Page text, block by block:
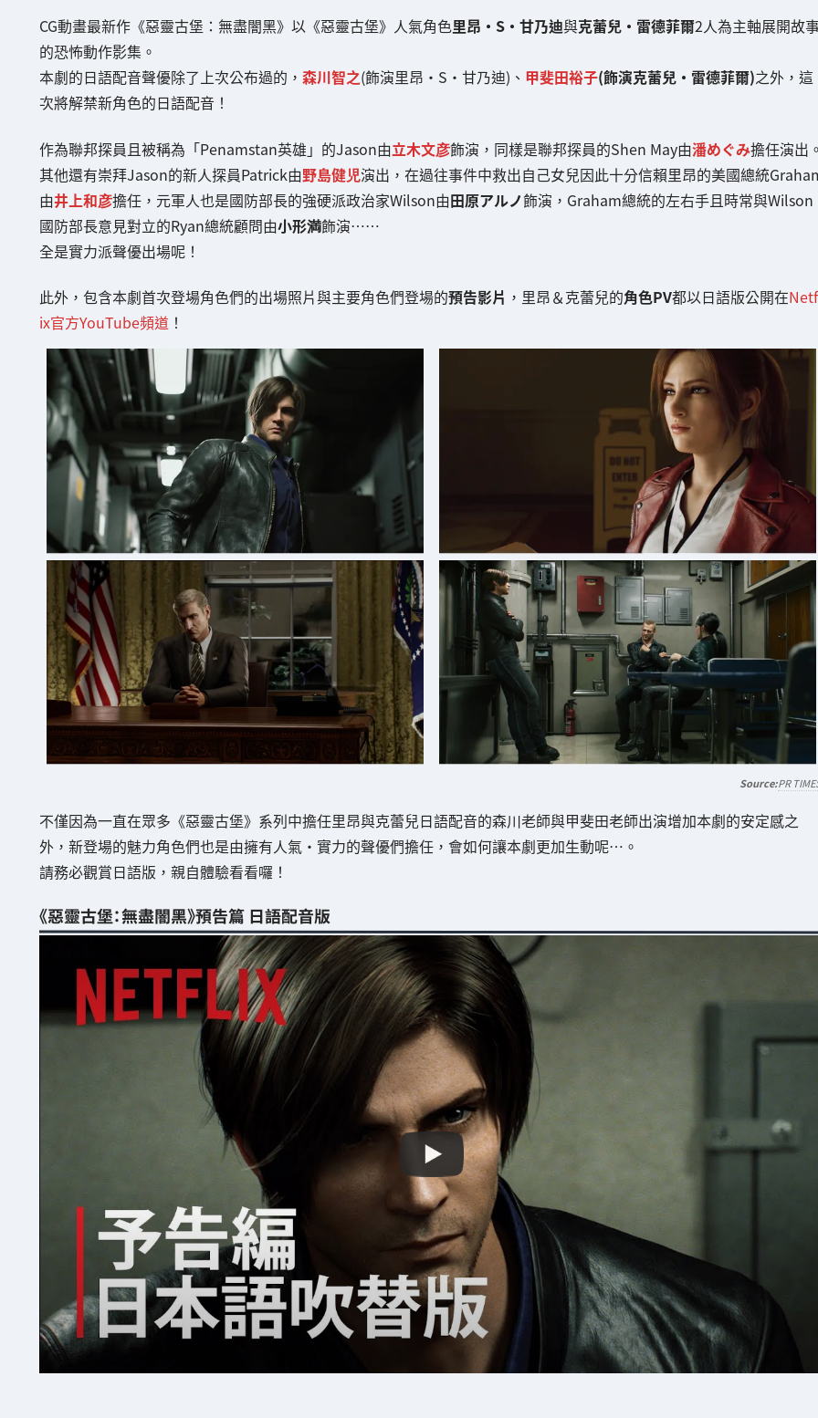
CG動畫最新作《惡靈古堡：無盡闇黑》以《惡靈古堡》人氣角色里昂・S・甘乃迪與克蕾兒・雷德菲爾2人為主軸展開故
的恐怖動作影集。
本劇的日語配音聲優除了上次公布過的， 森川智之(飾演里昂・S・甘乃迪)、 甲斐田裕子(飾演克蕾兒・雷德菲爾)之外，這
次將解禁新角色的日語配音！
作為聯邦探員且被稱為「Penamstan英雄」的Jason由立木文彦飾演，同樣是聯邦探員的Shen May由潘めぐみ擔任演出
其他還有崇拜Jason的新人探員Patrick由野島健児演出，在過往事件中救出自己女兒因此十分信賴里昂的美國總統
由井上和彦擔任，元軍人也是國防部長的強硬派政治家Wilson由田原アルノ飾演，Graham總統的左右手且時常與Wilson
國防部長意見對立的Ryan總統顧問由小形満飾演……
全是實力派聲優出場呢！
此外，包含本劇首次登場角色們的出場照片與主要角色們登場的預告影片 ，里昂＆克蕾兒的角色PV都以日語版公開在
ix官方YouTube頻道 ！
PR
不僅因為一直在眾多《惡靈古堡》系列中擔任里昂與克蕾兒日語配音的森川老師與甲斐田老師出演增加本劇的安定感之
外，新登場的魅力角色們也是由擁有人氣・實力的聲優們擔任，會如何讓本劇更加生動呢…。
請務必觀賞日語版，親自體驗看看囉！
《惡靈古堡：無盡闇黑》預告篇 日語配音版